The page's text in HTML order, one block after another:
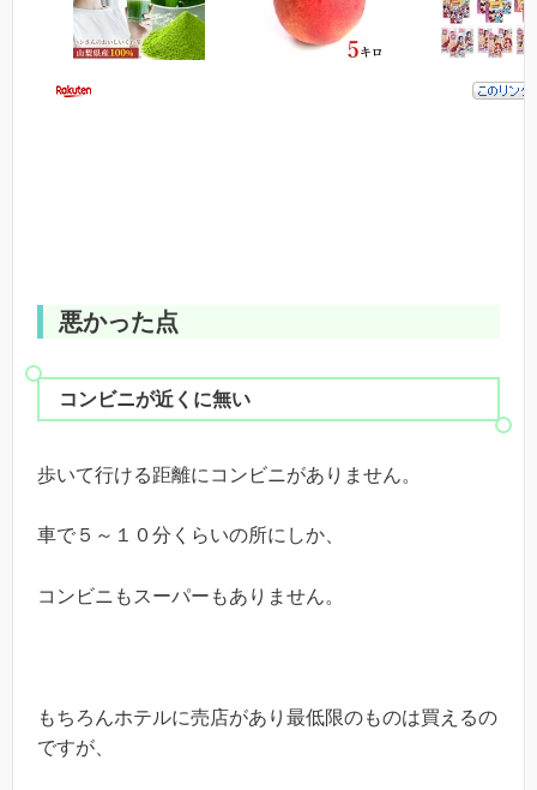
悪かった点
コンビニが近くに無い
歩いて行ける距離にコンビニがありません。
車で５～１０分くらいの所にしか、
コンビニもスーパーもありません。
もちろんホテルに売店があり最低限のものは買えるの
ですが、